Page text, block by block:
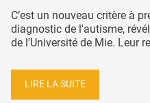
C’est un nouveau critère à
diagnostic de l'autisme,
de l'Université de Mie. Leur
LIRE LA SUITE